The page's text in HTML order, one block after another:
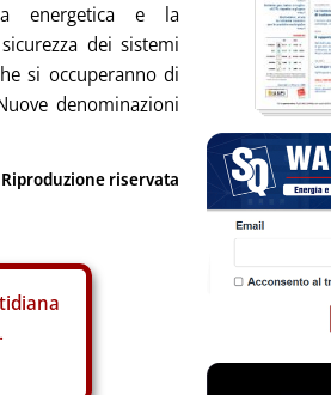
energetica e la
dei sistemi
si occuperanno di
denominazioni